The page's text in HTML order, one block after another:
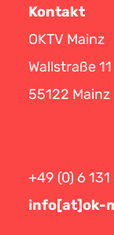
Kontakt
OKTV Mainz
Wallstraße 11
55122 Mainz
+49 (0) 6
info[at]ok-